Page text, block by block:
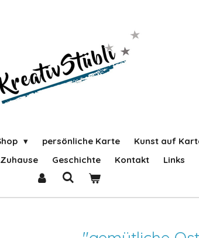
persönliche Karte Kunst auf
Geschichte Kontakt Links